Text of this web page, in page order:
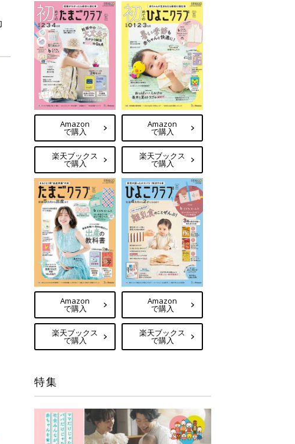
Amazon
で購入
楽天ブックス
で購入
Amazon
で購入
楽天ブックス
で購入
Amazon
で購入
楽天ブックス
で購入
Amazon
で購入
楽天ブックス
で購入
特集